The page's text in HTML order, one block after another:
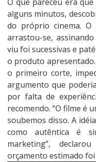
alguns minutos,
do próprio cinema. O
arrastou-se,
viu foi sucessivas e
o produto
o primeiro corte,
argumento que
por falta de
recomendo. “O filme é
soubemos disso. A
como autêntica é
marketing”,
orçamento estimado foi